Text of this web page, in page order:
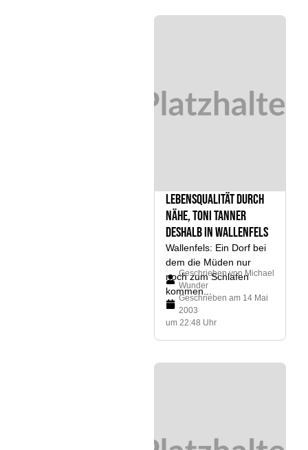
LebensQualität durch
Nähe, Toni Tanner
deshalb in Wallenfels
Wallenfels: Ein Dorf bei
dem die Müden nur
noch zum Schlafen
kommen...
Geschrieben von Michael
Wunder
Geschrieben am 14 Mai
2003
um 22:48 Uhr